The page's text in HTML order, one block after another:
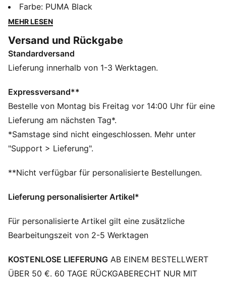
Grafikprint am Bein und einem elastischen Bund mit
außenliegendem Kordelzug für eine individuelle
aus Shellmaterial für Komfort.
FEATURES + VORTEILE
Hergestellt aus mindestens 20 % recycelter Baumwolle
Regular Fit
Geschlossener Saum
Shellmaterial an den Bündchen
High-Density PUMA Cat Logo
PUMA Branding-Details
Farbe: PUMA Black
MEHR LESEN
Versand und Rückgabe
Standardversand
Lieferung innerhalb von 1-3 Werktagen.
Expressversand**
Bestelle von Montag bis Freitag vor 14:00 Uhr für eine
Lieferung am nächsten Tag*.
*Samstage sind nicht eingeschlossen. Mehr unter
"Support > Lieferung".
**Nicht verfügbar für personalisierte Bestellungen.
Lieferung personalisierter Artikel*
Für personalisierte Artikel gilt eine zusätzliche
Bearbeitungszeit von 2-5 Werktagen
KOSTENLOSE LIEFERUNG AB EINEM BESTELLWERT
ÜBER 50 €. 60 TAGE RÜCKGABERECHT NUR MIT